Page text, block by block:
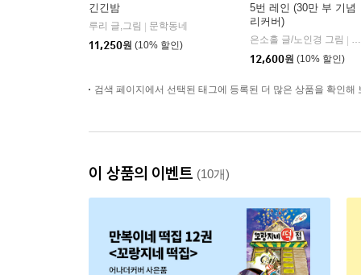
긴긴밤
루리 글,그림
문학동네
11,250원 (10% 할인)
5번 레인 (30만 부 기념
리커버)
은소홀 글/노인경 그림
12,600원 (10% 할인)
검색 페이지에서 선택된 태그에 등록된 더 많은 상품을 확인해
이 상품의 이벤트 (10개)